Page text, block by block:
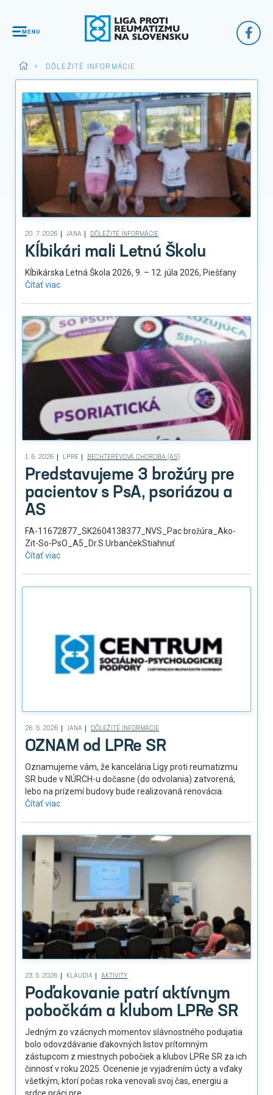
> DÔLEŽITÉ INFORMÁCIE
20. 7. 2026 JANA DÔLEŽITÉ INFORMÁCIE
Kĺbikári mali Letnú Školu
Kĺbikárska Letná Škola 2026, 9. – 12. júla 2026, Piešťany
Čítať viac
1. 6. 2026 LPRE BECHTEREVOVA CHOROBA (AS)
Predstavujeme 3 brožúry pre
pacientov s PsA, psoriázou a
AS
FA-11672877_SK2604138377_NVS_Pac brožúra_Ako-
Zit-So-PsO_A5_Dr.S.UrbančekStiahnuť
Čítať viac
26. 5. 2026 JANA DÔLEŽITÉ INFORMÁCIE
OZNAM od LPRe SR
Oznamujeme vám, že kancelária Ligy proti reumatizmu
SR bude v NÚRCH-u dočasne (do odvolania) zatvorená,
lebo na prízemí budovy bude realizovaná renovácia.
Čítať viac
23. 5. 2026 KLAUDIA AKTIVITY
Poďakovanie patrí aktívnym
pobočkám a klubom LPRe SR
Jedným zo vzácnych momentov slávnostného podujatia
bolo odovzdávanie ďakovných listov prítomným
zástupcom z miestnych pobočiek a klubov LPRe SR za ich
činnosť v roku 2025. Ocenenie je vyjadrením úcty a vďaky
všetkým, ktorí počas roka venovali svoj čas, energiu a